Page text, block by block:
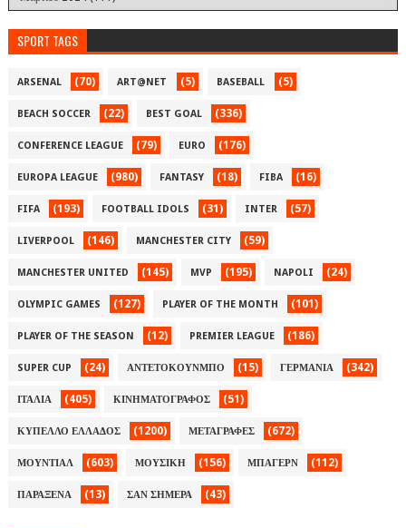
SPORT TAGS
ARSENAL (70) ART@NET (5) BASEBALL (5)
BEACH SOCCER (22) BEST GOAL (336)
CONFERENCE LEAGUE (79) EURO (176)
EUROPA LEAGUE (980) FANTASY (18) FIBA (16)
FIFA (193) FOOTBALL IDOLS (31) INTER (57)
LIVERPOOL (146) MANCHESTER CITY (59)
MANCHESTER UNITED (145) MVP (195) NAPOLI (24)
OLYMPIC GAMES (127) PLAYER OF THE MONTH (101)
PLAYER OF THE SEASON (12) PREMIER LEAGUE (186)
SUPER CUP (24) ΑΝΤΕΤΟΚΟΥΝΜΠΟ (15) ΓΕΡΜΑΝΙΑ (342)
ΙΤΑΛΙΑ (405) ΚΙΝΗΜΑΤΟΓΡΑΦΟΣ (51)
ΚΥΠΕΛΛΟ ΕΛΛΑΔΟΣ (1200) ΜΕΤΑΓΡΑΦΕΣ (672)
ΜΟΥΝΤΙΑΛ (603) ΜΟΥΣΙΚΗ (156) ΜΠΑΓΕΡΝ (112)
ΠΑΡΑΞΕΝΑ (13) ΣΑΝ ΣΗΜΕΡΑ (43)